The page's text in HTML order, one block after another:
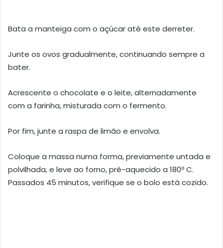
Bata a manteiga com o açúcar até este derreter.
Junte os ovos gradualmente, continuando sempre a
bater.
Acrescente o chocolate e o leite, alternadamente
com a farinha, mistura­da com o fermento.
Por fim, junte a raspa de limão e envolva.
Coloque a massa numa forma, previamente untada e
polvilhada, e leve ao forno, pré-aquecido a 180º C.
Passados 45 minutos, verifique se o bolo está cozido.